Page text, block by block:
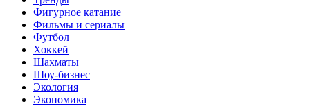
Фигурное катание
Фильмы и сериалы
Футбол
Хоккей
Шахматы
Шоу-бизнес
Экология
Экономика